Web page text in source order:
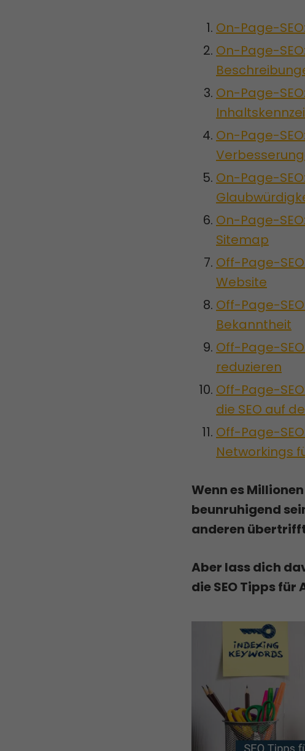
On-Page-
On-Page-
On-Page-
On-Page-
On-Page-
On-Page-
Sitemap
Off-Page-
Website
Off-Page-
Bekanntheit
Off-Page-
reduzieren
Off-Page-
die SEO auf
Off-Page-
Networkings
Wenn es
beunruhigend
anderen
Aber lass dich
die SEO Tipps für